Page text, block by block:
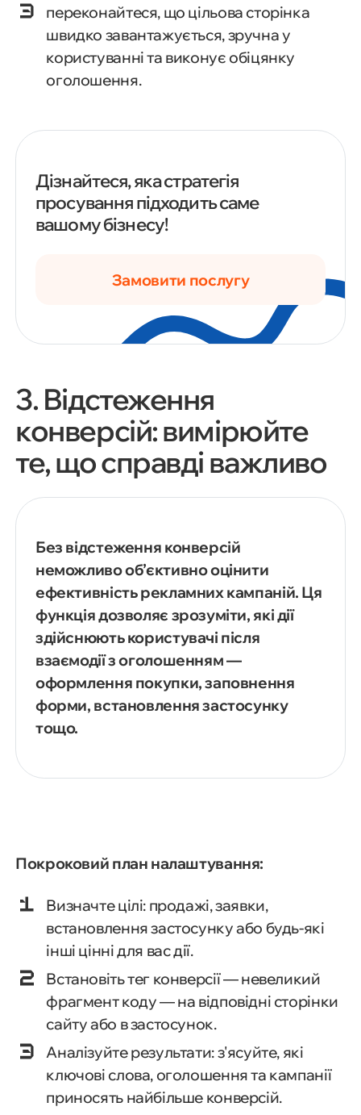
переконайтеся, що цільова сторінка
швидко завантажується, зручна у
користуванні та виконує обіцянку
оголошення.
Дізнайтеся, яка стратегія
просування підходить саме
вашому бізнесу!
Замовити послугу
3. Відстеження
конверсій: вимірюйте
те, що справді важливо
Без відстеження конверсій
неможливо об’єктивно оцінити
ефективність рекламних кампаній. Ця
функція дозволяє зрозуміти, які дії
здійснюють користувачі після
взаємодії з оголошенням —
оформлення покупки, заповнення
форми, встановлення застосунку
тощо.
Покроковий план налаштування:
Визначте цілі: продажі, заявки,
встановлення застосунку або будь-які
інші цінні для вас дії.
Встановіть тег конверсії — невеликий
фрагмент коду — на відповідні сторінки
сайту або в застосунок.
Аналізуйте результати: з'ясуйте, які
ключові слова, оголошення та кампанії
приносять найбільше конверсій.